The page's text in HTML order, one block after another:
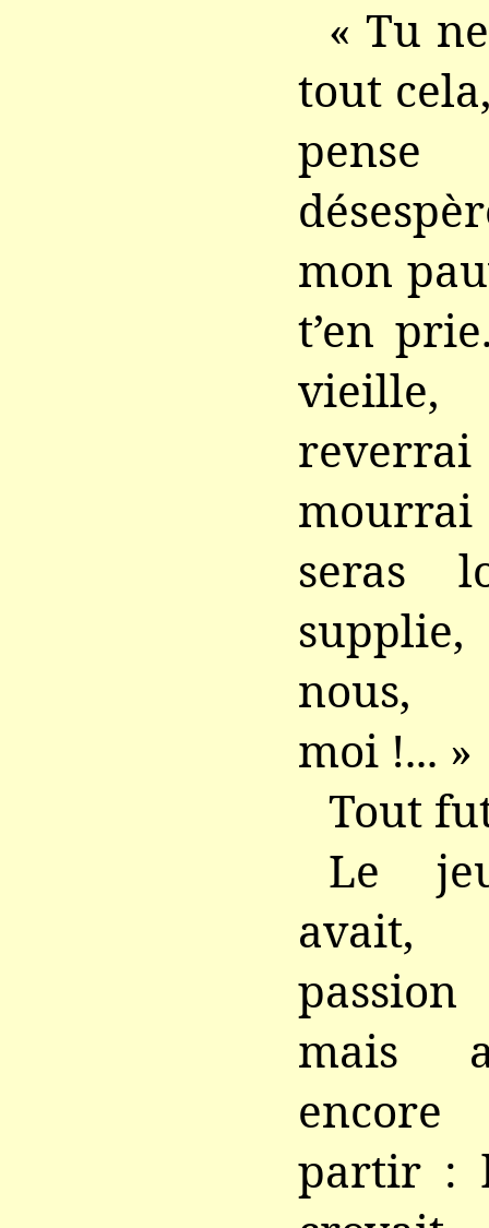
« Tu
tout
mon
t’en
seras
nous,
moi !... »
Tout
Le
avait,
mais
encore
partir :